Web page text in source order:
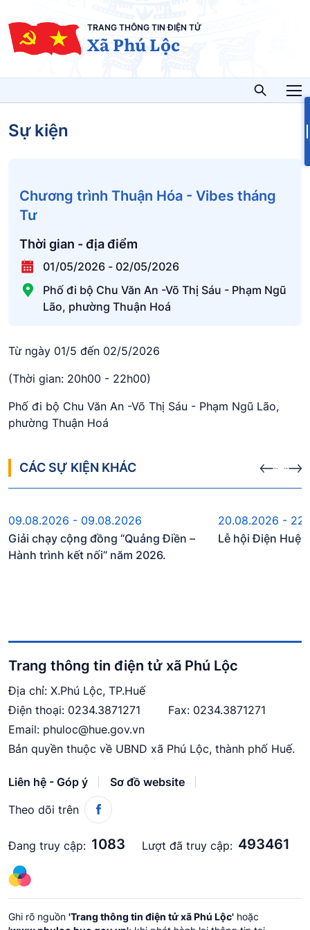
TRANG THÔNG TIN ĐIỆN TỬ
Xã Phú Lộc
Sự kiện
Chương trình Thuận Hóa - Vibes tháng
Tư
Thời gian - địa điểm
01/05/2026 - 02/05/2026
Phố đi bộ Chu Văn An -Võ Thị Sáu - Phạm Ngũ
Lão, phường Thuận Hoá
Từ ngày 01/5 đến 02/5/2026
(Thời gian: 20h00 - 22h00)
Phố đi bộ Chu Văn An -Võ Thị Sáu - Phạm Ngũ Lão,
phường Thuận Hoá
CÁC SỰ KIỆN KHÁC
Sự kiện sắp diễn ra
09.08.2026 - 09.08.2026
Giải chạy cộng đồng “Quảng Điền –
Hành trình kết nối” năm 2026.
Sự kiện
20.08.2026 -
Lễ hội Điện Huệ
Trang thông tin điện tử xã Phú Lộc
Địa chỉ: X.Phú Lộc, TP.Huế
Điện thoại: 0234.3871271
Fax: 0234.3871271
Email: phuloc@hue.gov.vn
Bản quyền thuộc về UBND xã Phú Lộc, thành phố Huế.
Liên hệ - Góp ý
Sơ đồ website
Theo dõi trên
Đang truy cập: 1083 Lượt đã truy cập: 493461
Ghi rõ nguồn 'Trang thông tin điện tử xã Phú Lộc' hoặc